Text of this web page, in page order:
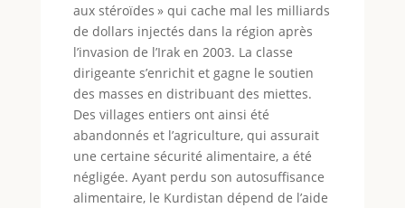
aux stéroïdes » qui cache mal les milliards
de dollars injectés dans la région après
l’invasion de l’Irak en 2003. La classe
dirigeante s’enrichit et gagne le soutien
des masses en distribuant des miettes.
Des villages entiers ont ainsi été
abandonnés et l’agriculture, qui assurait
une certaine sécurité alimentaire, a été
négligée. Ayant perdu son autosuffisance
alimentaire, le Kurdistan dépend de l’aide